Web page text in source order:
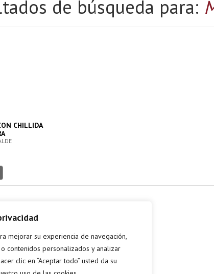
mejorar su experiencia de navegación,
contenidos personalizados y analizar
clic en “Aceptar todo” usted da su
de búsqueda para:
CHILLIDA